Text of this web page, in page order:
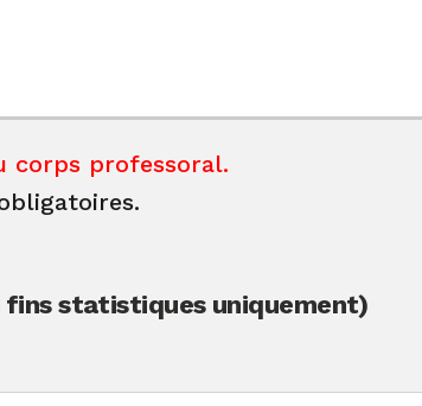
corps professoral.
statistiques uniquement)